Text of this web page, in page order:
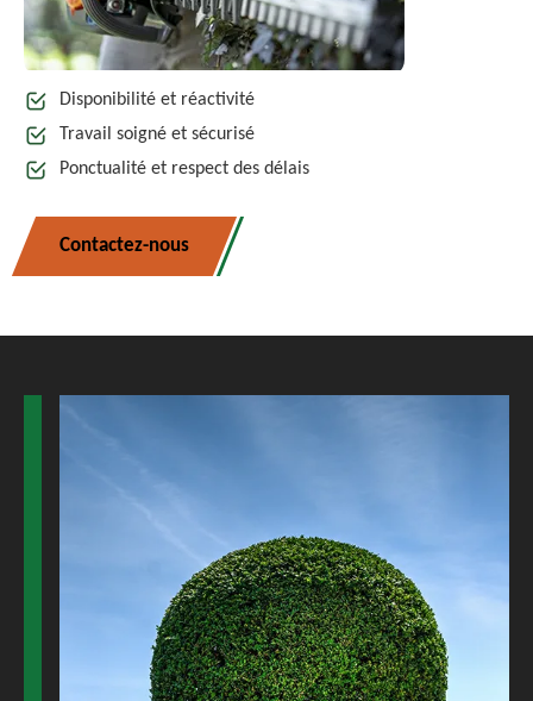
Disponibilité et réactivité
Travail soigné et sécurisé
Ponctualité et respect des délais
Contactez-nous